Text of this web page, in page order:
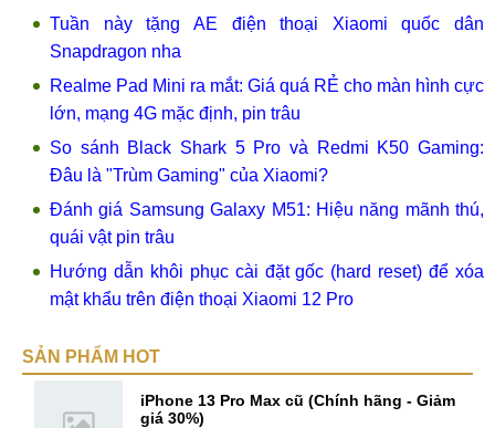
Tuần này tặng AE điện thoại Xiaomi quốc dân
Snapdragon nha
Realme Pad Mini ra mắt: Giá quá RẺ cho màn hình cực
lớn, mạng 4G mặc định, pin trâu
So sánh Black Shark 5 Pro và Redmi K50 Gaming:
Đâu là "Trùm Gaming" của Xiaomi?
Đánh giá Samsung Galaxy M51: Hiệu năng mãnh thú,
quái vật pin trâu
Hướng dẫn khôi phục cài đặt gốc (hard reset) để xóa
mật khẩu trên điện thoại Xiaomi 12 Pro
SẢN PHẨM HOT
iPhone 13 Pro Max cũ (Chính hãng - Giảm
giá 30%)